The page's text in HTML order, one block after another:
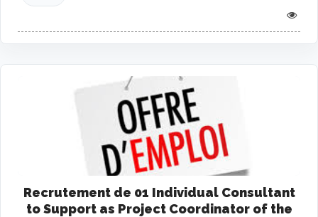
Recrutement de 01 Individual Consultant
to Support as Project Coordinator of the